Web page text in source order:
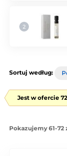
Sortuj według:
Jest w ofercie
Pokazujemy 61-72